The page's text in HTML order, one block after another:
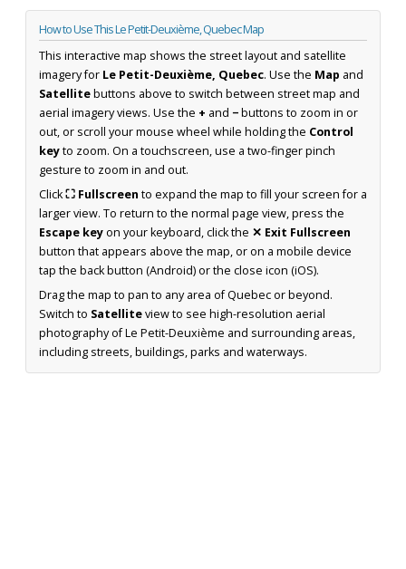
How to Use This Le Petit-Deuxième, Quebec Map
This interactive map shows the street layout and satellite
imagery for Le Petit-Deuxième, Quebec. Use the Map and
Satellitebuttons above to switch between street map and
aerial imagery views. Use the + and −buttons to zoom in or
out, or scroll your mouse wheel while holding the Control
keyto zoom. On a touchscreen, use a two-finger pinch
gesture to zoom in and out.
Click⛶ Fullscreen to expand the map to fill your screen for a
larger view. To return to the normal page view, press the
Escape keyon your keyboard, click the ✕ Exit Fullscreen
button that appears above the map, or on a mobile device
tap the back button (Android) or the close icon (iOS).
Drag the map to pan to any area of Quebec or beyond.
Switch to Satelliteview to see high-resolution aerial
photography of Le Petit-Deuxième and surrounding areas,
including streets, buildings, parks and waterways.